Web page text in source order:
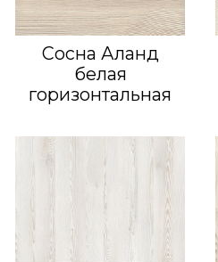
Сосна Аланд
белая
горизонтальная